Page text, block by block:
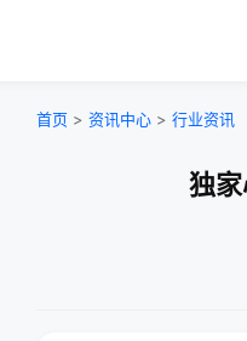
首页 > 资讯中心 > 行业资讯
独